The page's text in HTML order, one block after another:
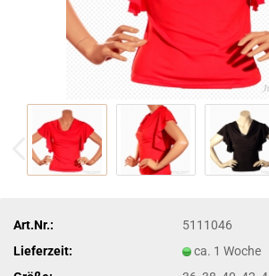
Art.Nr.:
5111046
Lieferzeit:
ca. 1 Woche